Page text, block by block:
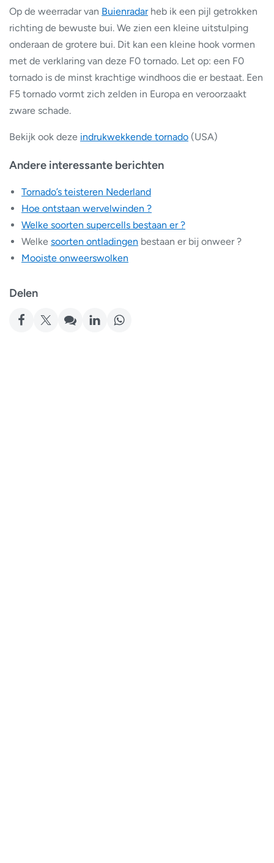
Op de weerradar van Buienradarheb ik een pijl getrokken
richting de bewuste bui. We zien een kleine uitstulping
onderaan de grotere bui. Dit kan een kleine hook vormen
met de verklaring van deze F0 tornado. Let op: een F0
tornado is de minst krachtige windhoos die er bestaat. Een
F5 tornado vormt zich zelden in Europa en veroorzaakt
zware schade.
Bekijk ook deze indrukwekkende tornado (USA)
Andere interessante berichten
Tornado’s teisteren Nederland
Hoe ontstaan wervelwinden ?
Welke soorten supercells bestaan er ?
Welke soorten ontladingen bestaan er bij onweer ?
Mooiste onweerswolken
Delen